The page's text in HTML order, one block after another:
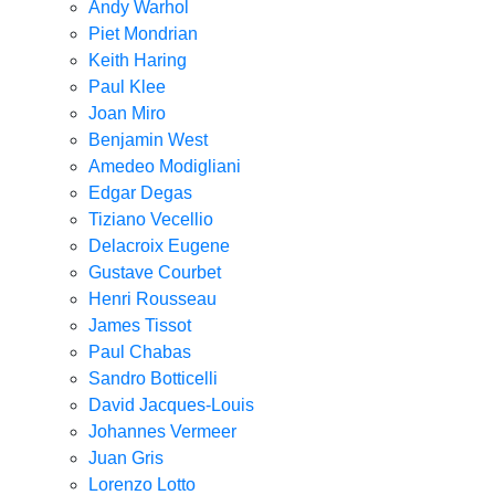
Andy Warhol
Piet Mondrian
Keith Haring
Paul Klee
Joan Miro
Benjamin West
Amedeo Modigliani
Edgar Degas
Tiziano Vecellio
Delacroix Eugene
Gustave Courbet
Henri Rousseau
James Tissot
Paul Chabas
Sandro Botticelli
David Jacques-Louis
Johannes Vermeer
Juan Gris
Lorenzo Lotto